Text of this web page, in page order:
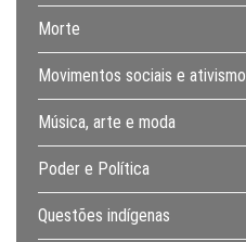
Morte
Movimentos sociais e ativismo
Música, arte e moda
Poder e Política
Questões indígenas